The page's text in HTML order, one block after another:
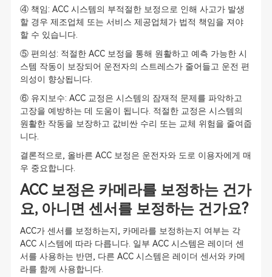
④ 책임: ACC 시스템의 부적절한 보정으로 인해 사고가 발생
할 경우 제조업체 또는 서비스 제공업체가 법적 책임을 져야
할 수 있습니다.
⑤ 편의성: 적절한 ACC 보정을 통해 원활하고 예측 가능한 시
스템 작동이 보장되어 운전자의 스트레스가 줄어들고 운전 편
의성이 향상됩니다.
⑥ 유지보수: ACC 교정은 시스템의 잠재적 문제를 파악하고
고장을 예방하는 데 도움이 됩니다. 적절한 교정은 시스템의
원활한 작동을 보장하고 값비싼 수리 또는 교체 위험을 줄여줍
니다.
결론적으로, 올바른 ACC 보정은 운전자와 도로 이용자에게 매
우 중요합니다.
ACC 보정은 카메라를 보정하는 건가
요, 아니면 센서를 보정하는 건가요?
ACC가 센서를 보정하는지, 카메라를 보정하는지 여부는 각
ACC 시스템에 따라 다릅니다. 일부 ACC 시스템은 레이더 센
서를 사용하는 반면, 다른 ACC 시스템은 레이더 센서와 카메
라를 함께 사용합니다.